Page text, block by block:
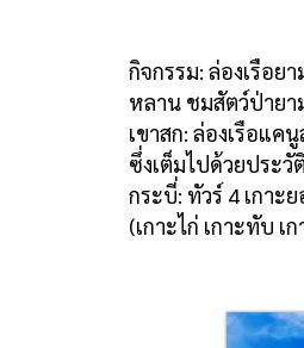
กิจกรรม: ล่องเรือ
หลาน ชมสัตว์ป่ายา
เขาสก: ล่องเรือแ
ซึ่งเต็มไปด้วยประวั
กระบี่: ทัวร์ 4 เกา
(เกาะไก่ เกาะทับ